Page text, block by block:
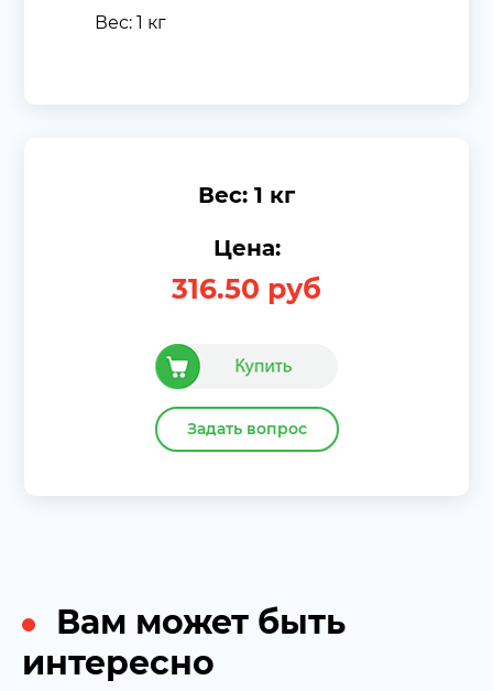
Вес: 1 кг
Вес: 1 кг
Цена:
316.50 руб
Задать вопрос
Вам может быть
интересно